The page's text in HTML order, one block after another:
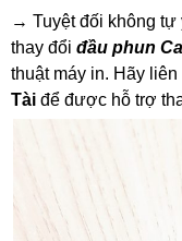
→ Tuyệt đối không tự
thay đổi đầu phun
thuật máy in. Hãy
Tài để được hỗ trợ